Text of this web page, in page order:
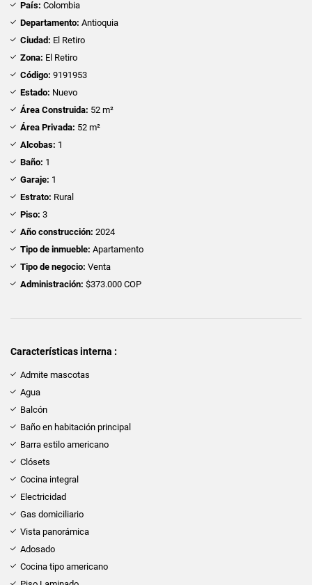
País: Colombia
Departamento: Antioquia
Ciudad: El Retiro
Zona: El Retiro
Código: 9191953
Estado: Nuevo
Área Construida: 52 m²
Área Privada: 52 m²
Alcobas: 1
Baño: 1
Garaje: 1
Estrato: Rural
Piso: 3
Año construcción: 2024
Tipo de inmueble: Apartamento
Tipo de negocio: Venta
Administración: $373.000 COP
Características interna :
Admite mascotas
Agua
Balcón
Baño en habitación principal
Barra estilo americano
Clósets
Cocina integral
Electricidad
Gas domiciliario
Vista panorámica
Adosado
Cocina tipo americano